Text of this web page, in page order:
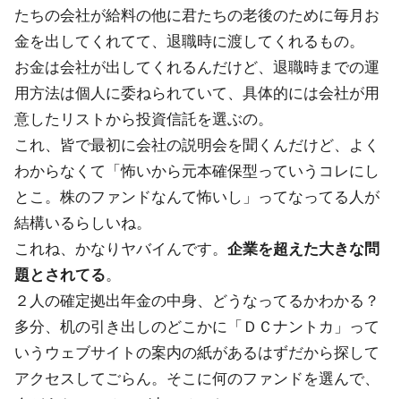
たちの会社が給料の他に君たちの老後のために毎月お
金を出してくれてて、退職時に渡してくれるもの。
お金は会社が出してくれるんだけど、退職時までの運
用方法は個人に委ねられていて、具体的には会社が用
意したリストから投資信託を選ぶの。
これ、皆で最初に会社の説明会を聞くんだけど、よく
わからなくて「怖いから元本確保型っていうコレにし
とこ。株のファンドなんて怖いし」ってなってる人が
結構いるらしいね。
これね、かなりヤバイんです。 企業を超えた大きな問
題とされてる。
２人の確定拠出年金の中身、どうなってるかわかる？
多分、机の引き出しのどこかに「ＤＣナントカ」って
いうウェブサイトの案内の紙があるはずだから探して
アクセスしてごらん。そこに何のファンドを選んで、